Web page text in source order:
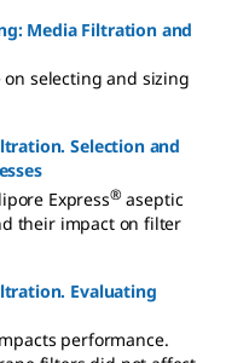
Media Filtration and
selecting and sizing
Selection and
Express® aseptic
their impact on filter
Evaluating
performance.